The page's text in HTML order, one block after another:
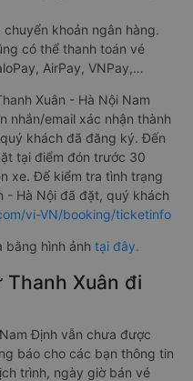
khoản ngân hàng.
có thể thanh toán vé
AirPay, VNPay,…
Xuân - Hà Nội Nam
nhắn/email xác nhận thành
khách đã đăng ký. Đến
tại điểm đón trước 30
xe. Để kiểm tra tình trạng
- Hà Nội đã đặt, quý khách
vi-VN/booking/ticketinfo
bằng hình ảnh tại đây.
Xuân đi
Định vẫn chưa được
báo cho các bạn thông tin
trình, ngày giờ bán vé